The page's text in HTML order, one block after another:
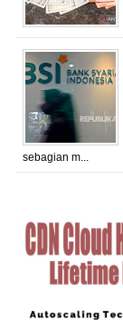
sebagian m...